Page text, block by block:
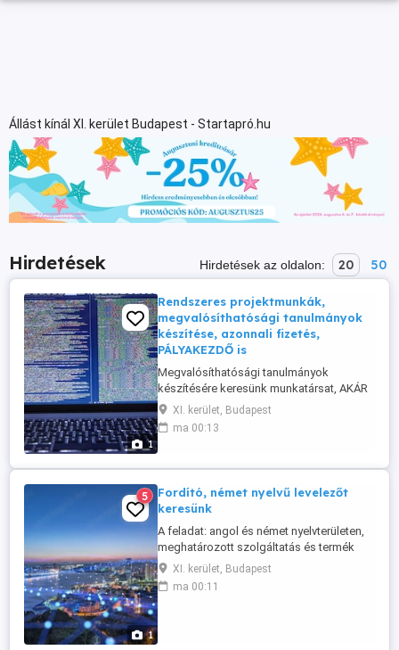
Állást kínál XI. kerület Budapest - Startapró.hu
Hirdetések Hirdetések az oldalon: 20 50
1
Rendszeres projektmunkák,
megvalósíthatósági tanulmányok
készítése, azonnali fizetés,
PÁLYAKEZDŐ is
Megvalósíthatósági tanulmányok
készítésére keresünk munkatársat, AKÁR
DIÁKMUNKÁST, PÁLYAKEZDŐT IS.
Projektmunka: adatgyűjtés, elemzés,
tervezés, IT és fintech. A munkavégzés
Díjazás: versenyképes, heti fizetés. Ami
szükséges: munkavégzéshez szükséges
komolyság. Ami ...
XI. kerület, Budapest
ma 00:13
1
5
Fordító, német nyelvű levelezőt
keresünk
A feladat: angol és német nyelvterületen,
meghatározott szolgáltatás és termék
megrendelésének, megvásárlásának
előkészítése a szállításig. Fizetés:
megállapodás szerint, teljesítést
XI. kerület, Budapest
ma 00:11